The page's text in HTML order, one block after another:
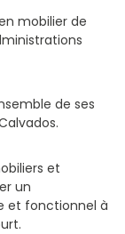
mobilier de
de ses
et
un
et fonctionnel à